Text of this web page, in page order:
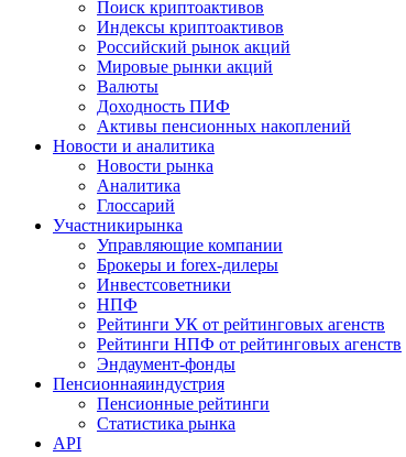
Поиск криптоактивов
Индексы криптоактивов
Российский рынок акций
Мировые рынки акций
Валюты
Доходность ПИФ
Активы пенсионных накоплений
Новости и аналитика
Новости рынка
Аналитика
Глоссарий
Участникирынка
Управляющие компании
Брокеры и forex-дилеры
Инвестсоветники
НПФ
Рейтинги УК от рейтинговых агенств
Рейтинги НПФ от рейтинговых агенств
Эндаумент-фонды
Пенсионнаяиндустрия
Пенсионные рейтинги
Статистика рынка
API